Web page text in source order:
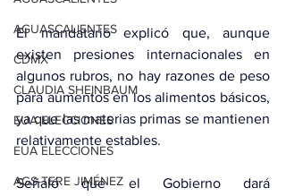
AGUASCALIENTES
CDMX
CLAUDIA SHEINBAUM
EUA ELECCIONES
EUA ELECCIONES
AGS-TERE JIMÉNEZ
El mandatario explicó que, aunque
existen presiones internacionales en
algunos rubros, no hay razones de peso
para aumentos en los alimentos básicos,
ya que las materias primas se mantienen
relativamente estables.
Señaló que el Gobierno dará